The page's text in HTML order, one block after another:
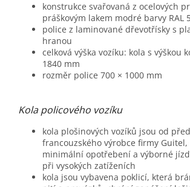
konstrukce svařovaná z ocelových
práškovým lakem modré barvy RAL
police z laminované dřevotřísky s
hranou
celková výška vozíku: kola s výškou
1840 mm
rozměr police 700 × 1000 mm
Kola policového vozíku
kola plošinových vozíků jsou od
francouzského výrobce firmy Guitel,
minimální opotřebení a výborné
při vysokých zatíženích
kola jsou vybavena poklicí, která